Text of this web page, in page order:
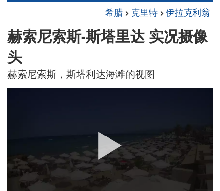
希腊 克里特 伊拉克利翁
赫索尼索斯-斯塔里达 实况摄像
头
赫索尼索斯，斯塔利达海滩的视图